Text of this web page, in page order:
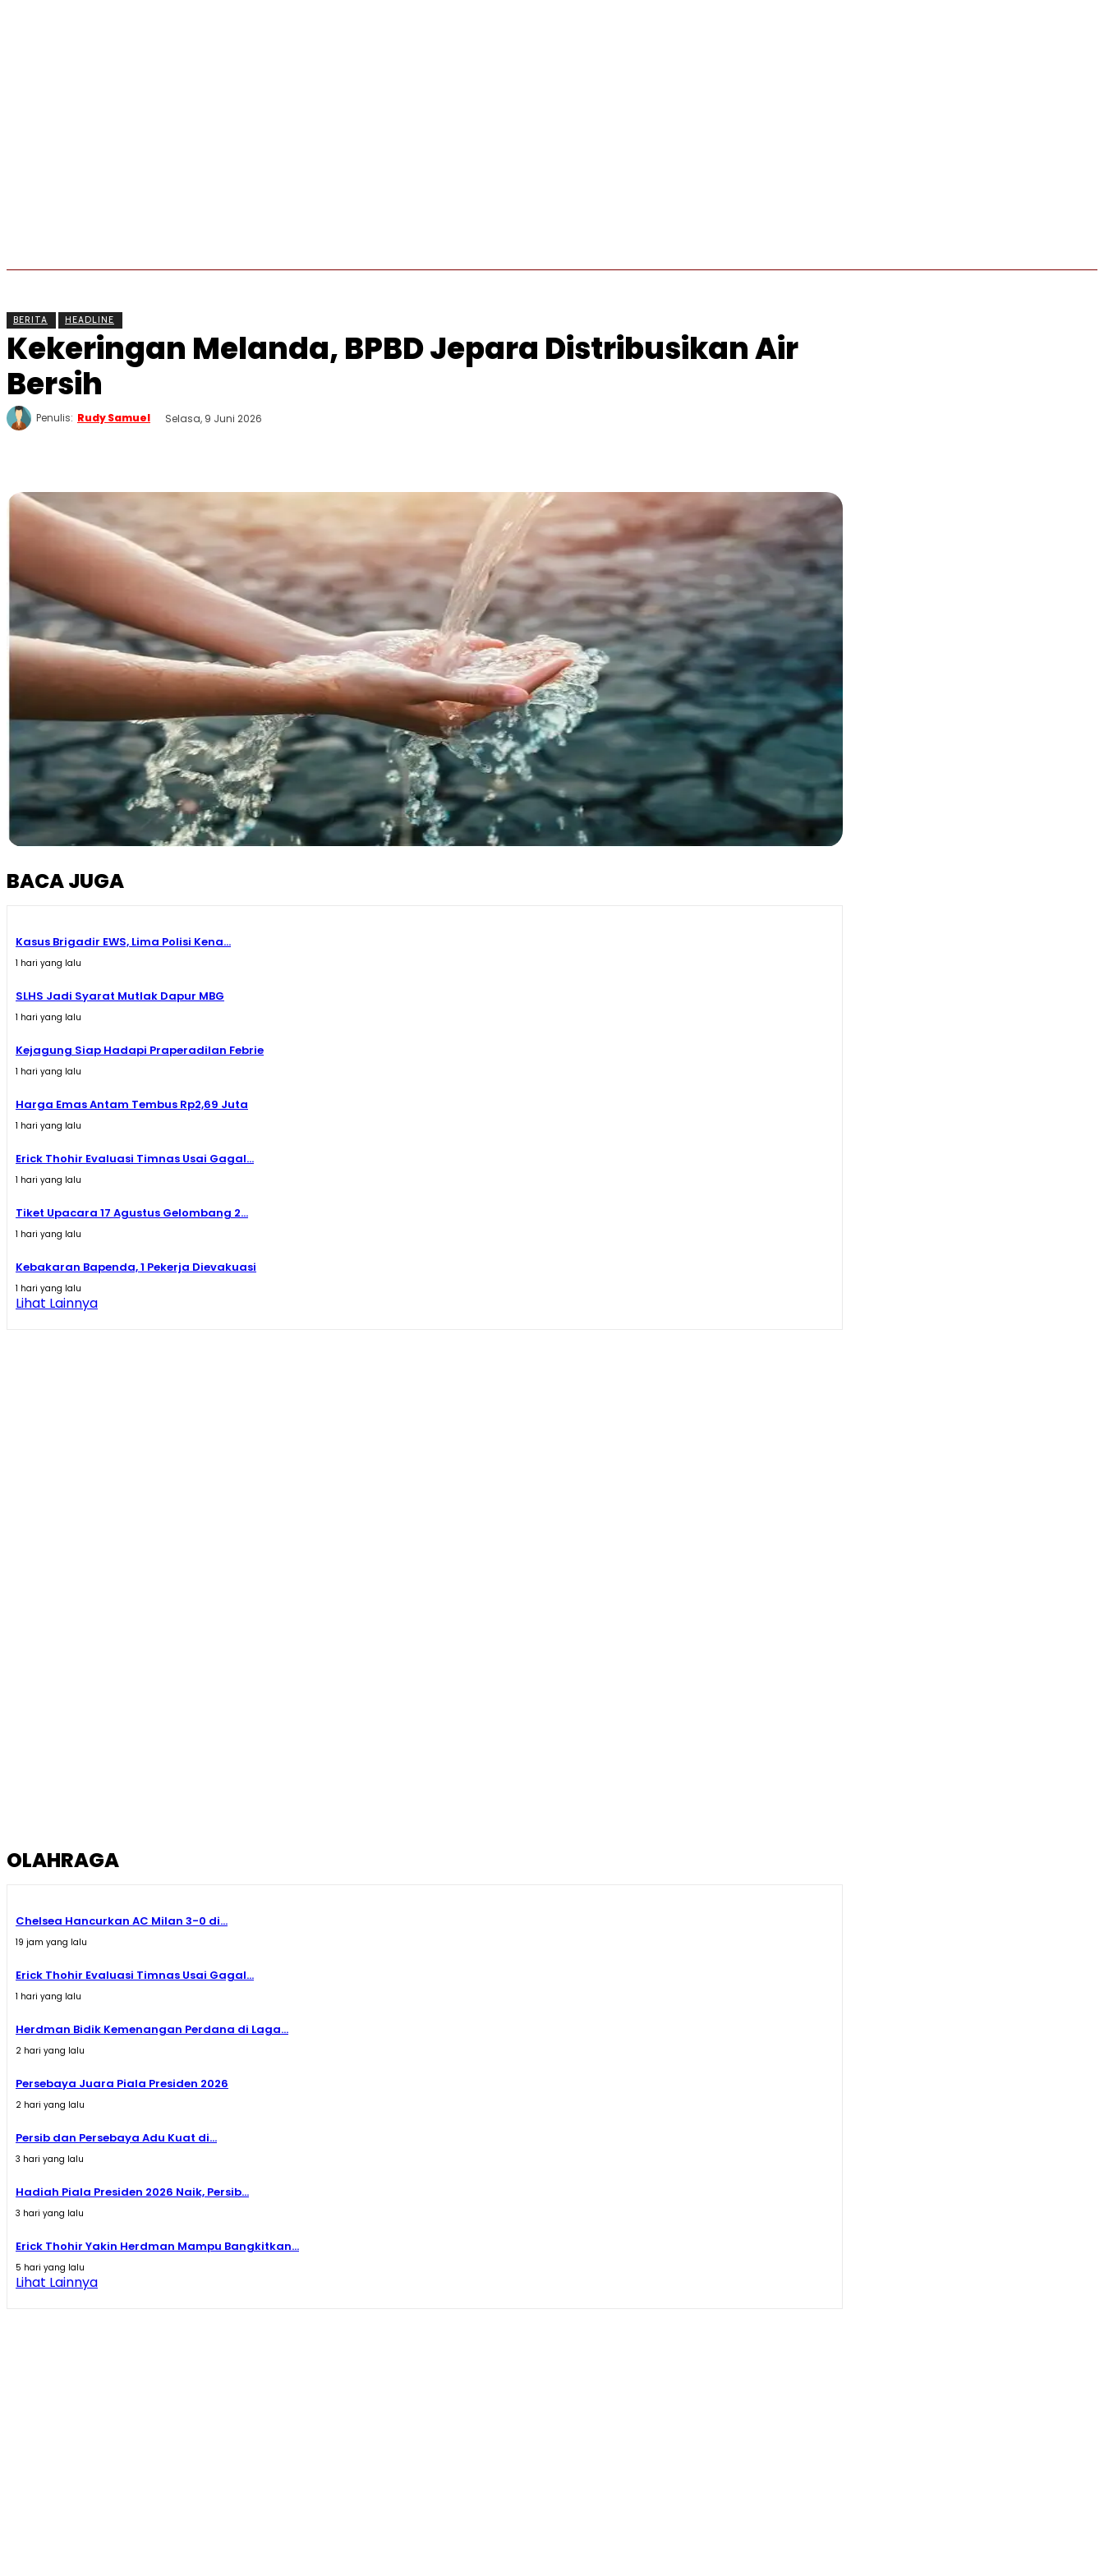
BERITA HEADLINE
Kekeringan Melanda, BPBD Jepara Distribusikan Air
Bersih
Penulis: Rudy Samuel Selasa, 9 Juni 2026
BACA JUGA
Kasus Brigadir EWS, Lima Polisi Kena...
1 hari yang lalu
SLHS Jadi Syarat Mutlak Dapur MBG
1 hari yang lalu
Kejagung Siap Hadapi Praperadilan Febrie
1 hari yang lalu
Harga Emas Antam Tembus Rp2,69 Juta
1 hari yang lalu
Erick Thohir Evaluasi Timnas Usai Gagal...
1 hari yang lalu
Tiket Upacara 17 Agustus Gelombang 2...
1 hari yang lalu
Kebakaran Bapenda, 1 Pekerja Dievakuasi
1 hari yang lalu
Lihat Lainnya
OLAHRAGA
Chelsea Hancurkan AC Milan 3-0 di...
19 jam yang lalu
Erick Thohir Evaluasi Timnas Usai Gagal...
1 hari yang lalu
Herdman Bidik Kemenangan Perdana di Laga...
2 hari yang lalu
Persebaya Juara Piala Presiden 2026
2 hari yang lalu
Persib dan Persebaya Adu Kuat di...
3 hari yang lalu
Hadiah Piala Presiden 2026 Naik, Persib...
3 hari yang lalu
Erick Thohir Yakin Herdman Mampu Bangkitkan...
5 hari yang lalu
Lihat Lainnya